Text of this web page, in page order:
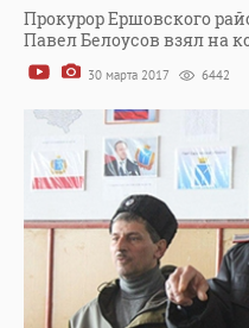
Прокурор Ершовского
Павел Белоусов взял на
30 марта 2017 6442